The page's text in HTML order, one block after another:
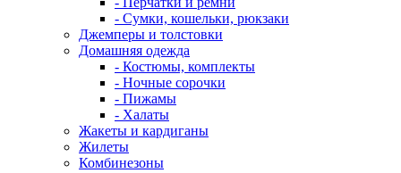
- Сумки, кошельки, рюкзаки
Джемперы и толстовки
Домашняя одежда
- Костюмы, комплекты
- Ночные сорочки
- Пижамы
- Халаты
Жакеты и кардиганы
Жилеты
Комбинезоны